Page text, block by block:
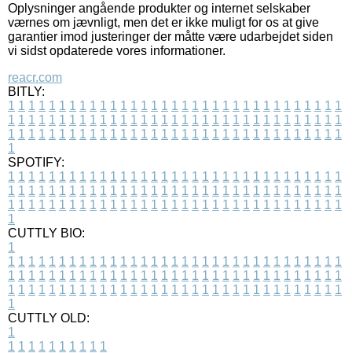
Oplysninger angående produkter og internet selskaber
værnes om jævnligt, men det er ikke muligt for os at give
garantier imod justeringer der måtte være udarbejdet siden
vi sidst opdaterede vores informationer.
reacr.com
BITLY:
1 1 1 1 1 1 1 1 1 1 1 1 1 1 1 1 1 1 1 1 1 1 1 1 1 1 1 1 1 1 1 1 1
1 1 1 1 1 1 1 1 1 1 1 1 1 1 1 1 1 1 1 1 1 1 1 1 1 1 1 1 1 1 1 1 1
1 1 1 1 1 1 1 1 1 1 1 1 1 1 1 1 1 1 1 1 1 1 1 1 1 1 1 1 1 1 1 1 1
1
SPOTIFY:
1 1 1 1 1 1 1 1 1 1 1 1 1 1 1 1 1 1 1 1 1 1 1 1 1 1 1 1 1 1 1 1 1
1 1 1 1 1 1 1 1 1 1 1 1 1 1 1 1 1 1 1 1 1 1 1 1 1 1 1 1 1 1 1 1 1
1 1 1 1 1 1 1 1 1 1 1 1 1 1 1 1 1 1 1 1 1 1 1 1 1 1 1 1 1 1 1 1 1
1
CUTTLY BIO:
1
1 1 1 1 1 1 1 1 1 1 1 1 1 1 1 1 1 1 1 1 1 1 1 1 1 1 1 1 1 1 1 1 1
1 1 1 1 1 1 1 1 1 1 1 1 1 1 1 1 1 1 1 1 1 1 1 1 1 1 1 1 1 1 1 1 1
1 1 1 1 1 1 1 1 1 1 1 1 1 1 1 1 1 1 1 1 1 1 1 1 1 1 1 1 1 1 1 1 1
1
CUTTLY OLD:
1
1 1 1 1 1 1 1 1 1 1